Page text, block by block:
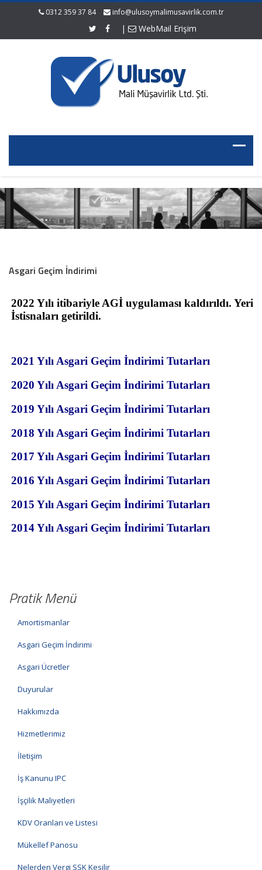
0312 359 37 84 info@ulusoymalimusavirlik.com.tr
| WebMail Erişim
Asgari Geçim İndirimi
Pratik Menü
Amortismanlar
Asgari Geçim İndirimi
Asgari Ücretler
Duyurular
Hakkımızda
Hizmetlerimiz
İletişim
İş Kanunu IPC
İşçilik Maliyetleri
KDV Oranları ve Listesi
Mükellef Panosu
Nelerden Vergi SSK Kesilir